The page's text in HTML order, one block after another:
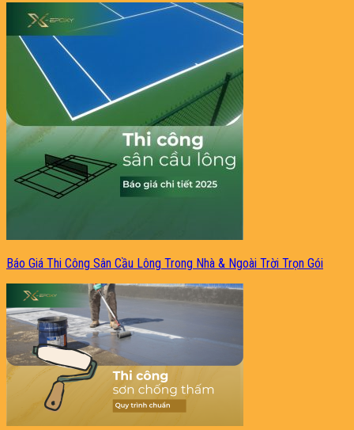
Báo Giá Thi Công Sân Cầu Lông Trong Nhà & Ngoài Trời Trọn Gói